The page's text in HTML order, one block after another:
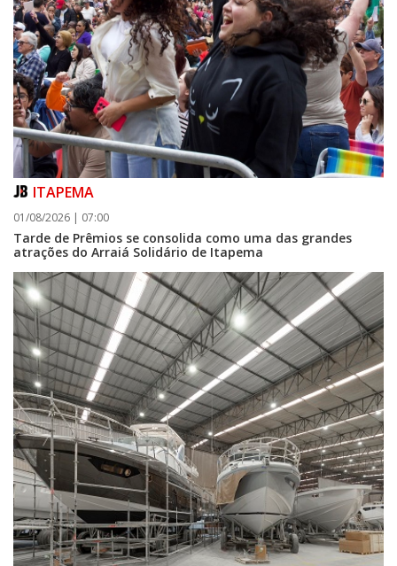
05/08/2026 | 07:00
Curta-metragem navegantino estreia no Cineteatro Carecão com debate
sobre direitos da mulher
ITAPEMA
01/08/2026 | 07:00
Tarde de Prêmios se consolida como uma das grandes
atrações do Arraiá Solidário de Itapema